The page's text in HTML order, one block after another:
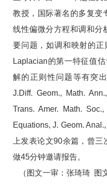
教授，国际著名的多复变
线性偏微分方程和调和分
要问题，如调和映射的
Laplacian的第一特征值
解的正则性问题等有突
J.Diff. Geom., Math.
Trans. Amer. Math.
Equations, J. Geom.
上发表论文90余篇，曾
做45分钟邀请报告。
（图文一审：张琦琦